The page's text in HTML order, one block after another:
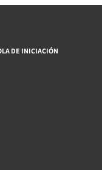
DE INICIACIÓN